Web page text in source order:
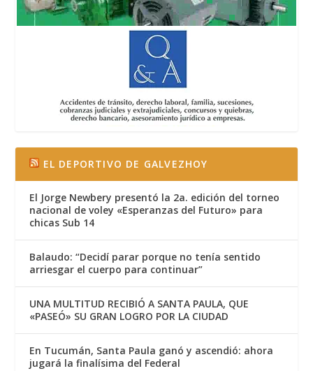
EL DEPORTIVO DE GALVEZHOY
El Jorge Newbery presentó la 2a. edición del torneo
nacional de voley «Esperanzas del Futuro» para
chicas Sub 14
Balaudo: “Decidí parar porque no tenía sentido
arriesgar el cuerpo para continuar”
UNA MULTITUD RECIBIÓ A SANTA PAULA, QUE
«PASEÓ» SU GRAN LOGRO POR LA CIUDAD
En Tucumán, Santa Paula ganó y ascendió: ahora
jugará la finalísima del Federal